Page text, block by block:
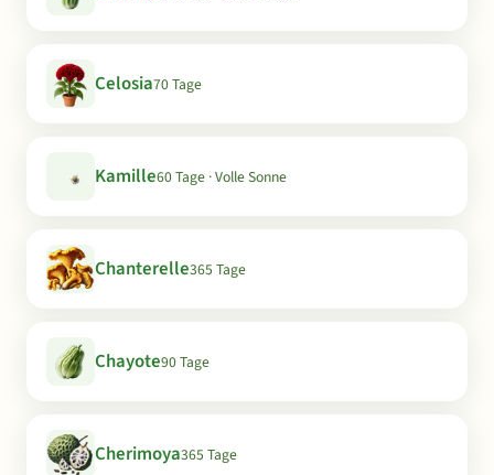
Celosia70 Tage
Kamille60 Tage · Volle Sonne
Chanterelle365 Tage
Chayote90 Tage
Cherimoya365 Tage